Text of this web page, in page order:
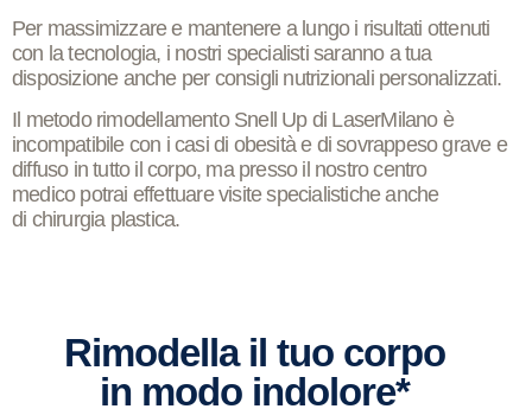
Per massimizzare e mantenere a lungo i risultati ottenuti
con la tecnologia, i nostri specialisti saranno a tua
disposizione anche per consigli nutrizionali personalizzati.
Il metodo rimodellamento Snell Updi LaserMilanoè
incompatibile con i casi di obesità e di sovrappeso grave e
diffuso in tutto il corpo, ma presso il nostro centro
medico potrai effettuare visite specialistiche anche
di chirurgia plastica.
Rimodella il tuo corpo
in modo indolore*